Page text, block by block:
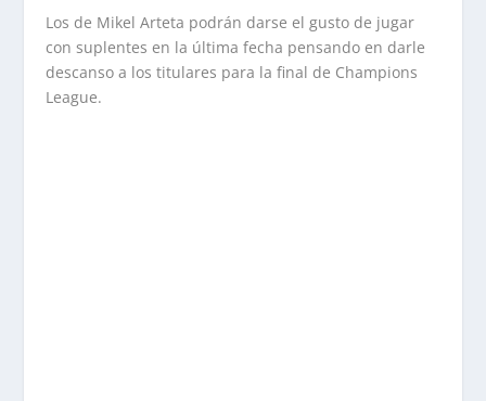
Los de Mikel Arteta podrán darse el gusto de jugar
con suplentes en la última fecha pensando en darle
descanso a los titulares para la final de Champions
League.